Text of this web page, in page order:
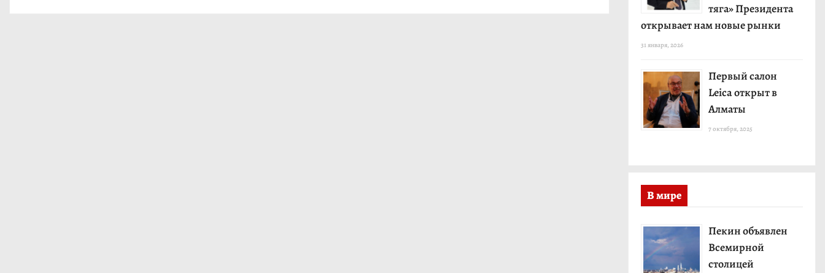
тяга» Президента
открывает нам новые рынки
31 января, 2026
Первый салон
Leica открыт в
Алматы
7 октября, 2025
В мире
Пекин объявлен
Всемирной
столицей